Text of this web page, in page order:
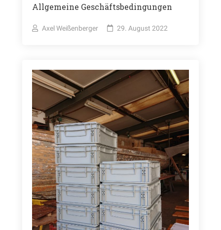
Allgemeine Geschäftsbedingungen
Axel Weißenberger 29. August 2022